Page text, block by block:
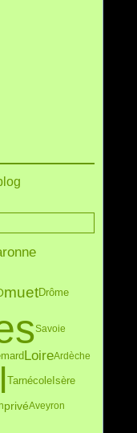
muetDrôme
Savoie
LoireArdèche
TarnécoleIsère
privéAveyron